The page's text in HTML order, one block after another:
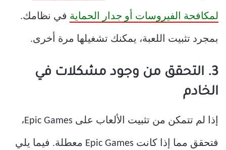
لمكافحة الفيروسات أو جدار الحماية في نظامك.
بمجرد تثبيت اللعبة، يمكنك تشغيلها مرة أخرى.
3. التحقق من وجود مشكلات في
الخادم
إذا لم تتمكن من تثبيت الألعاب على Epic Games،
فتحقق مما إذا كانت Epic Games معطلة. فيما يلي